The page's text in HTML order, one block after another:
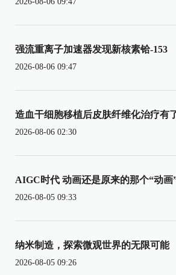
强流重离子加速器发现新核素铪-153
2026-08-06 09:47
造血干细胞移植后皮肤纤维化治疗有
2026-08-06 02:30
AIGC时代 动画还是原来的那个“动画
2026-08-05 09:33
纳米制造，探索微观世界的无限可能
2026-08-05 09:26